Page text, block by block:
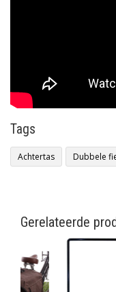
Tags
Achtertas Dubbele
Gerelateerde